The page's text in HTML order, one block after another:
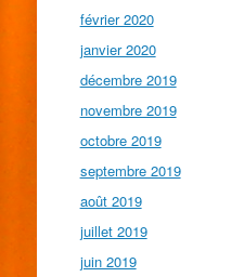
février 2020
janvier 2020
décembre 2019
novembre 2019
octobre 2019
septembre 2019
août 2019
juillet 2019
juin 2019